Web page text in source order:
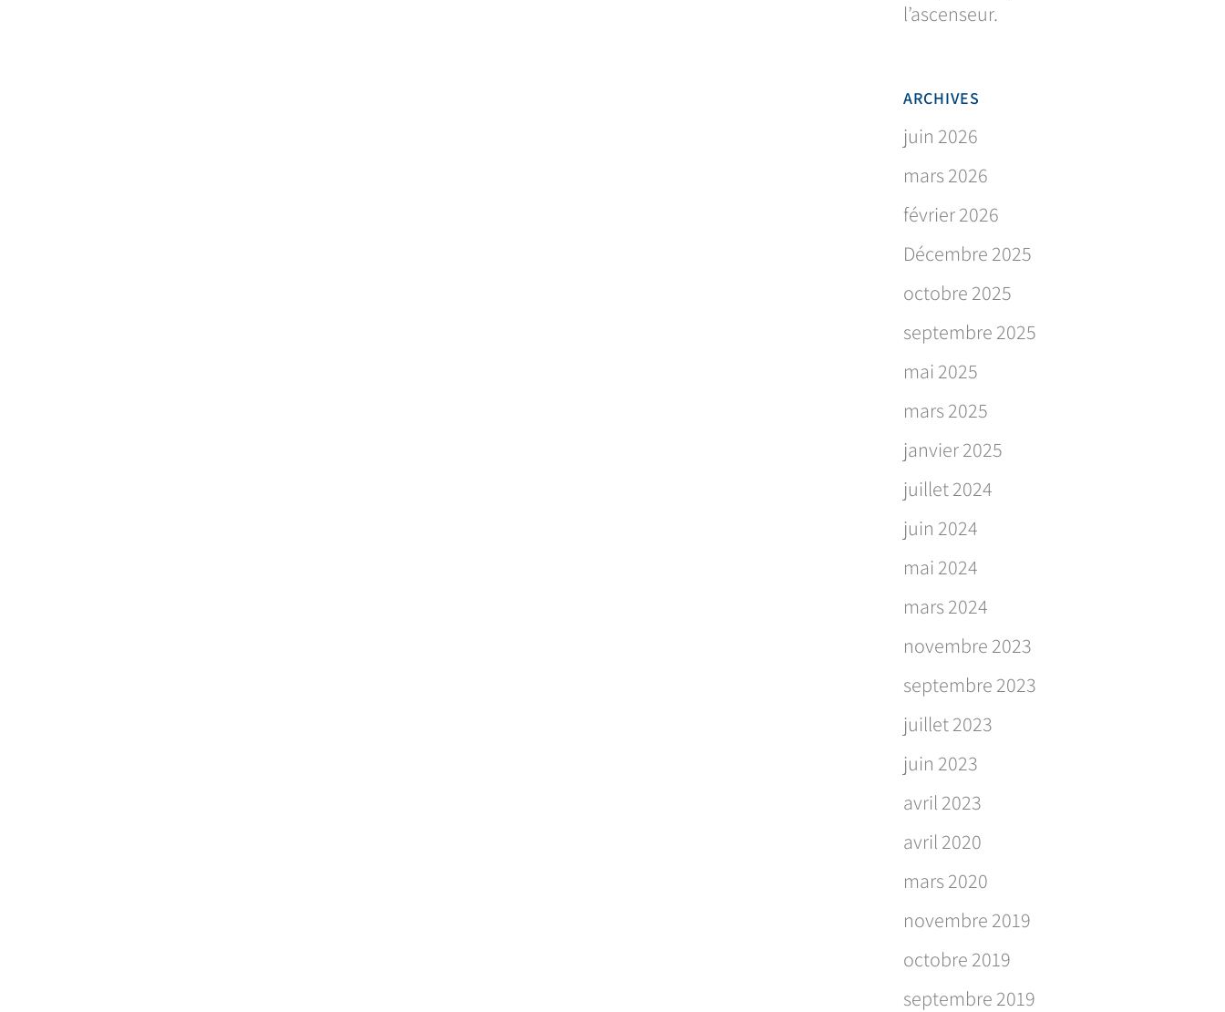
l’ascenseur.
ARCHIVES
juin 2026
mars 2026
février 2026
Décembre 2025
octobre 2025
septembre 2025
mai 2025
mars 2025
janvier 2025
juillet 2024
juin 2024
mai 2024
mars 2024
novembre 2023
septembre 2023
juillet 2023
juin 2023
avril 2023
avril 2020
mars 2020
novembre 2019
octobre 2019
septembre 2019